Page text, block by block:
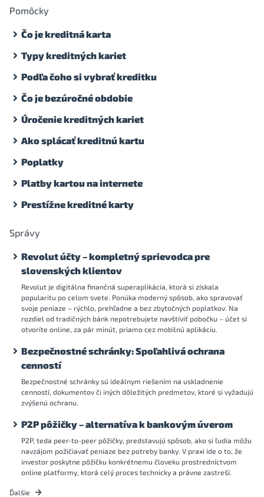
Pomôcky
Čo je kreditná karta
Typy kreditných kariet
Podľa čoho si vybrať kreditku
Čo je bezúročné obdobie
Úročenie kreditných kariet
Ako splácať kreditnú kartu
Poplatky
Platby kartou na internete
Prestížne kreditné karty
Správy
Revolut účty – kompletný sprievodca pre
slovenských klientov
Revolut je digitálna finančná superaplikácia, ktorá si získala
popularitu po celom svete. Ponúka moderný spôsob, ako spravovať
svoje peniaze – rýchlo, prehľadne a bez zbytočných poplatkov. Na
rozdiel od tradičných bánk nepotrebujete navštíviť pobočku – účet si
otvoríte online, za pár minút, priamo cez mobilnú aplikáciu.
Bezpečnostné schránky: Spoľahlivá ochrana
cenností
Bezpečnostné schránky sú ideálnym riešením na uskladnenie
cenností, dokumentov či iných dôležitých predmetov, ktoré si vyžadujú
zvýšenú ochranu.
P2P pôžičky – alternatíva k bankovým úverom
P2P, teda peer-to-peer pôžičky, predstavujú spôsob, ako si ľudia môžu
navzájom požičiavať peniaze bez potreby banky. V praxi ide o to, že
investor poskytne pôžičku konkrétnemu človeku prostredníctvom
online platformy, ktorá celý proces technicky a právne zastreší.
Ďalšie